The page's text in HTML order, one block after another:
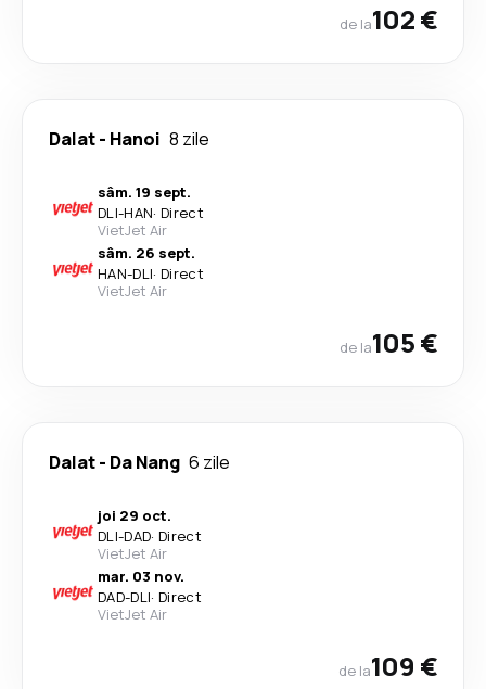
de la102 €
Dalat- Hanoi 8 zile
sâm. 19 sept.
DLI-HAN· Direct
VietJet Air
sâm. 26 sept.
HAN-DLI· Direct
VietJet Air
de la105 €
Dalat- Da Nang 6 zile
joi 29 oct.
DLI-DAD· Direct
VietJet Air
mar. 03 nov.
DAD-DLI· Direct
VietJet Air
de la109 €